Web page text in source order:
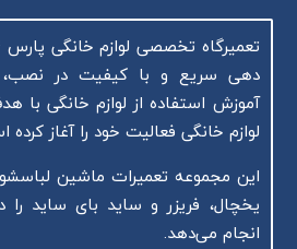
دهی سریع و با کیفیت در
آموزش استفاده از لوازم خانگی با
لوازم خانگی فعالیت خود را آغاز
این مجموعه تعمیرات ماشین
یخچال، فریزر و ساید بای ساید
انجام می‌دهد.